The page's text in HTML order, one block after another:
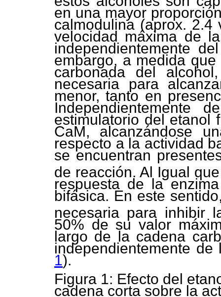
en una mayor
calmodulina (aprox.
velocidad máxima de
independientemente
embargo, a medida
carbonada del
necesaria para
menor, tanto en
Independientemente
estimulatorio del etanol
CaM, alcanzándose
respecto a la actividad
se encuentran
de reacción. Al Igual
respuesta de la
bifásica. En este
necesaria para inhibir
50% de su valor
largo de la cadena
independientemente
1).
Figura 1: Efecto del
cadena corta sobre la